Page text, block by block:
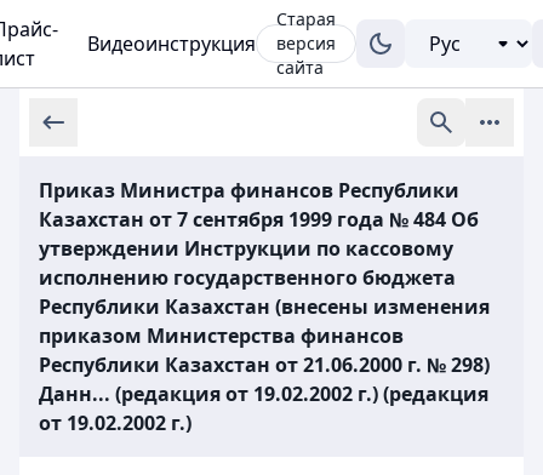
Видеоинструкция
Старая
версия
сайта
Приказ Министра финансов Республики
Казахстан от 7 сентября 1999 года № 484 Об
утверждении Инструкции по кассовому
исполнению государственного бюджета
Республики Казахстан (внесены изменения
приказом Министерства финансов
Республики Казахстан от 21.06.2000 г. № 298)
Данн... (редакция от 19.02.2002 г.) (редакция
от 19.02.2002 г.)